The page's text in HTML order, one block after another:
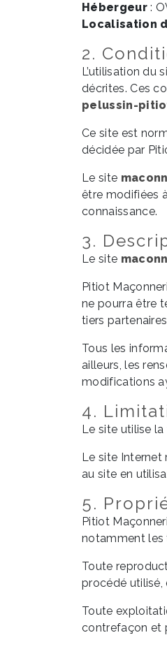
Hébergeur:
Localisation
2.
L’utilisation du
décrites. Ces
pelussin-
Ce site est
décidée par
Le site
être modifiées
connaissance.
3.
Le site
Pitiot
ne pourra être
tiers
Tous les
ailleurs, les
modifications
4.
Le site utilise
Le site Internet
au site en
5.
Pitiot
notamment les
Toute
procédé utilisé,
Toute
contrefaçon et